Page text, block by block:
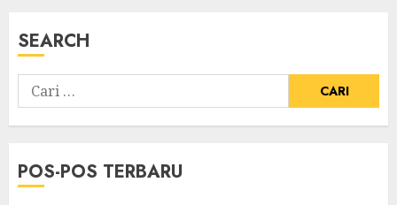
SEARCH
POS-POS TERBARU